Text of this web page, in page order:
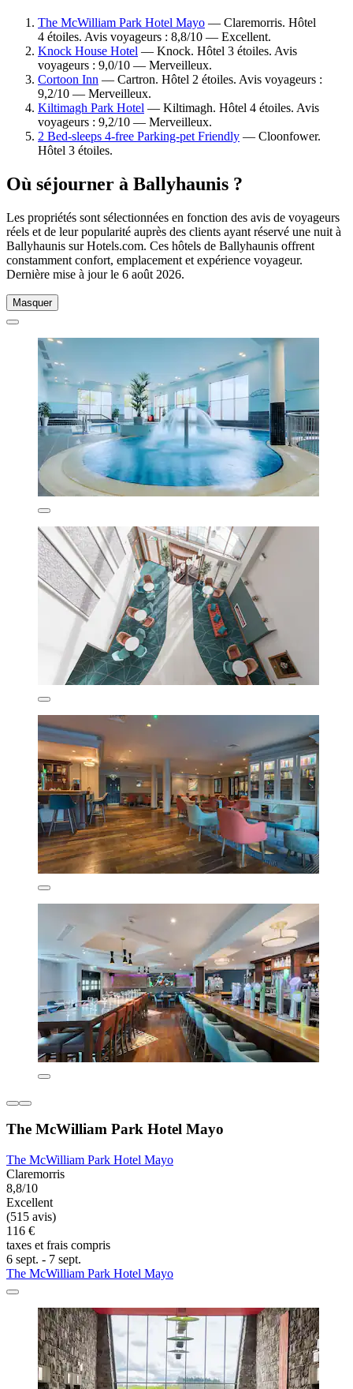
The McWilliam Park Hotel Mayo — Claremorris. Hôtel
4 étoiles. Avis voyageurs : 8,8/10 — Excellent.
Knock House Hotel — Knock. Hôtel 3 étoiles. Avis
voyageurs : 9,0/10 — Merveilleux.
Cortoon Inn — Cartron. Hôtel 2 étoiles. Avis voyageurs :
9,2/10 — Merveilleux.
Kiltimagh Park Hotel — Kiltimagh. Hôtel 4 étoiles. Avis
voyageurs : 9,2/10 — Merveilleux.
2 Bed-sleeps 4-free Parking-pet Friendly — Cloonfower.
Hôtel 3 étoiles.
Où séjourner à Ballyhaunis ?
Les propriétés sont sélectionnées en fonction des avis de voyageurs
réels et de leur popularité auprès des clients ayant réservé une nuit à
Ballyhaunis sur Hotels.com. Ces hôtels de Ballyhaunis offrent
constamment confort, emplacement et expérience voyageur.
Dernière mise à jour le 6 août 2026.
Masquer
The McWilliam Park Hotel Mayo
The McWilliam Park Hotel Mayo
Claremorris
8,8/10
Excellent
(515 avis)
116 €
taxes et frais compris
6 sept. - 7 sept.
The McWilliam Park Hotel Mayo